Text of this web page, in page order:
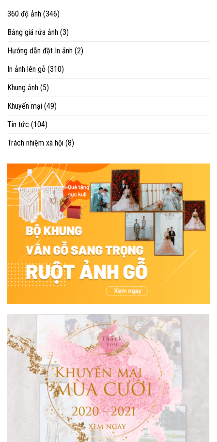
360 độ ảnh (346)
Bảng giá rửa ảnh (3)
Hướng dẫn đặt In ảnh (2)
In ảnh lên gỗ (310)
Khung ảnh (5)
Khuyến mại (49)
Tin tức (104)
Trách nhiệm xã hội (8)